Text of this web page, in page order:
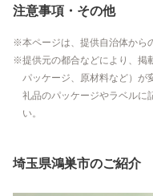
注意事項・その他
本ページは、提供自治体から
提供元の都合などにより、掲
パッケージ、原材料など）が
礼品のパッケージやラベルに
い。
埼玉県鴻巣市のご紹介